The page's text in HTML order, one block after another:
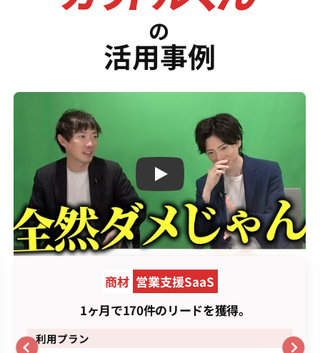
の
活用事例
Play
商材 営業支援SaaS
1ヶ月で170件のリードを獲得。
利用プラン